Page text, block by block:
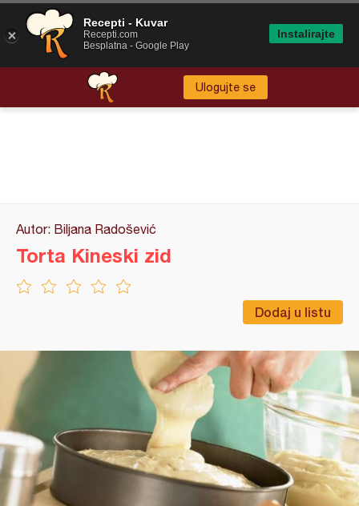
Ulogujte se
Autor: Biljana Radošević
Dodaj u listu
Torta Kineski zid
Recepti - Kuvar
Recepti.com
Besplatna - Google Play
Instalirajte